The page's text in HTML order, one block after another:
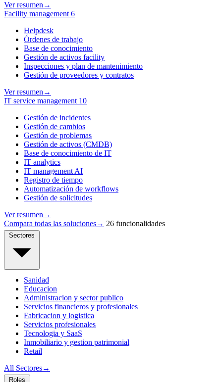
Ver resumen →
Facility management 6
Helpdesk
Órdenes de trabajo
Base de conocimiento
Gestión de activos facility
Inspecciones y plan de mantenimiento
Gestión de proveedores y contratos
Ver resumen →
IT service management 10
Gestión de incidentes
Gestión de cambios
Gestión de problemas
Gestión de activos (CMDB)
Base de conocimiento de IT
IT analytics
IT management AI
Registro de tiempo
Automatización de workflows
Gestión de solicitudes
Ver resumen →
Compara todas las soluciones→ 26 funcionalidades
Sanidad
Educacion
Administracion y sector publico
Servicios financieros y profesionales
Fabricacion y logistica
Servicios profesionales
Tecnologia y SaaS
Inmobiliario y gestion patrimonial
Retail
All Sectores→